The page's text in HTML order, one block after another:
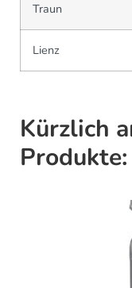
Traun
Lienz
Kürzlich
Produkte: